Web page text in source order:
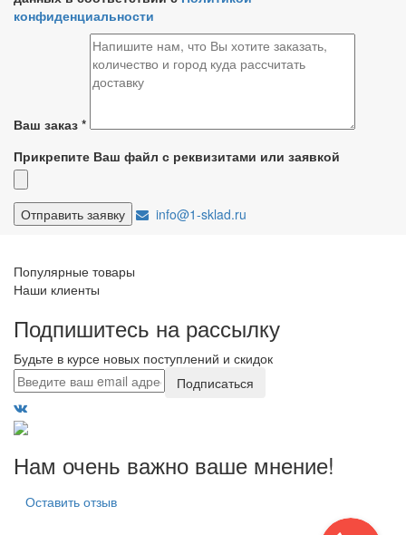
конфиденциальности
Ваш заказ *
Прикрепите Ваш файл с реквизитами или заявкой
info@1-sklad.ru
Популярные товары
Наши клиенты
Подпишитесь на рассылку
Будьте в курсе новых поступлений и скидок
Подписаться
Нам очень важно ваше мнение!
Оставить отзыв